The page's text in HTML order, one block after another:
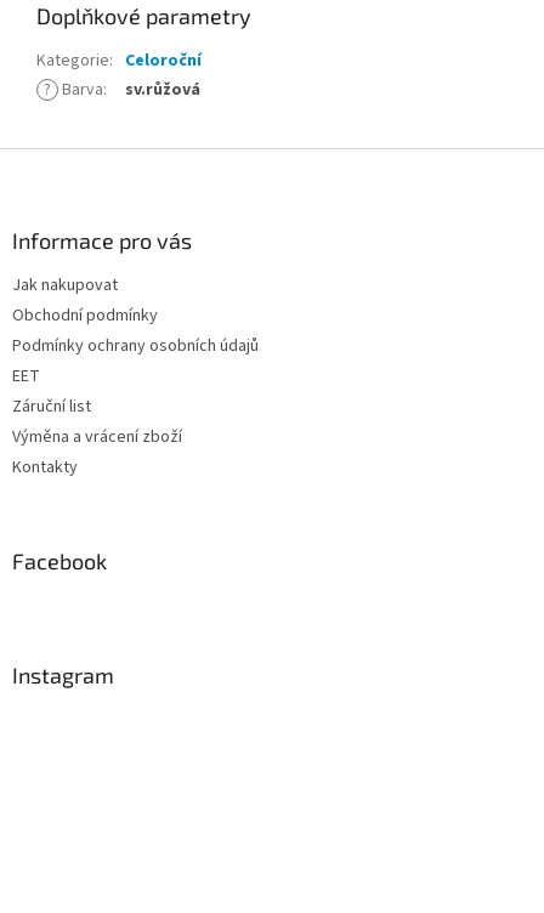
Doplňkové parametry
Kategorie: Celoroční
? Barva: sv.růžová
Informace pro vás
Jak nakupovat
Obchodní podmínky
Podmínky ochrany osobních údajů
EET
Záruční list
Výměna a vrácení zboží
Kontakty
Facebook
Instagram